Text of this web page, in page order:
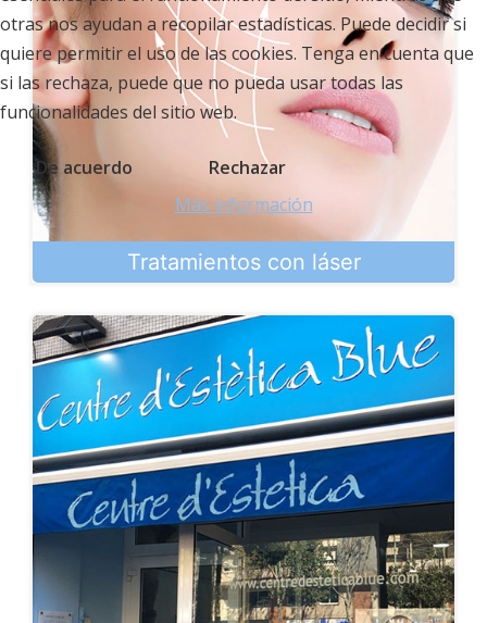
Tratamientos con láser
otras nos ayudan a recopilar estadísticas. Puede decidir si
quiere permitir el uso de las cookies. Tenga en cuenta que
si las rechaza, puede que no pueda usar todas las
funcionalidades del sitio web.
De acuerdo
Rechazar
Más información